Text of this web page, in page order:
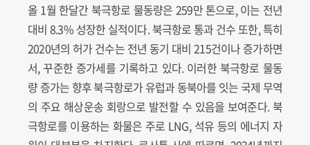
올 1월 한달간 북극항로 물동량은 259만 톤으로, 이는 전년
대비 8.3% 성장한 실적이다. 북극항로 통과 건수 또한, 특히
2020년의 허가 건수는 전년 동기 대비 215건이나 증가하면
서, 꾸준한 증가세를 기록하고 있다. 이러한 북극항로 물동
량 증가는 향후 북극항로가 유럽과 동북아를 잇는 국제 무역
의 주요 해상운송 회랑으로 발전할 수 있음을 보여준다. 북
극항로를 이용하는 화물은 주로 LNG, 석유 등의 에너지 자